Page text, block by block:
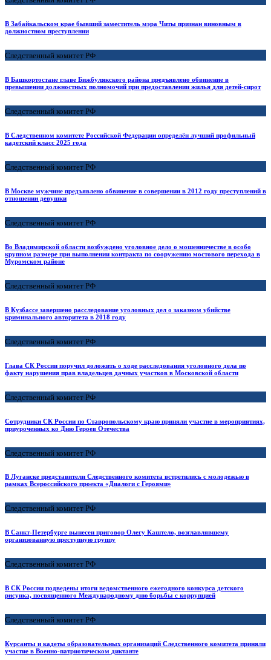
В Забайкальском крае бывший заместитель мэра Читы признан виновным в
должностном преступлении
Следственный комитет РФ
В Башкортостане главе Бижбулякского района предъявлено обвинение в
превышении должностных полномочий при предоставлении жилья для детей-сирот
Следственный комитет РФ
В Следственном комитете Российской Федерации определён лучший профильный
кадетский класс 2025 года
Следственный комитет РФ
В Москве мужчине предъявлено обвинение в совершении в 2012 году преступлений в
отношении девушки
Следственный комитет РФ
Во Владимирской области возбуждено уголовное дело о мошенничестве в особо
крупном размере при выполнении контракта по сооружению мостового перехода в
Муромском районе
Следственный комитет РФ
В Кузбассе завершено расследование уголовных дел о заказном убийстве
криминального авторитета в 2018 году
Следственный комитет РФ
Глава СК России поручил доложить о ходе расследования уголовного дела по
факту нарушения прав владельцев дачных участков в Московской области
Следственный комитет РФ
Сотрудники СК России по Ставропольскому краю приняли участие в мероприятиях,
приуроченных ко Дню Героев Отечества
Следственный комитет РФ
В Луганске представители Следственного комитета встретились с молодежью в
рамках Всероссийского проекта «Диалоги с Героями»
Следственный комитет РФ
В Санкт-Петербурге вынесен приговор Олегу Каштело, возглавлявшему
организованную преступную группу
Следственный комитет РФ
В СК России подведены итоги ведомственного ежегодного конкурса детского
рисунка, посвященного Международному дню борьбы с коррупцией
Следственный комитет РФ
Курсанты и кадеты образовательных организаций Следственного комитета приняли
участие в Военно-патриотическом диктанте